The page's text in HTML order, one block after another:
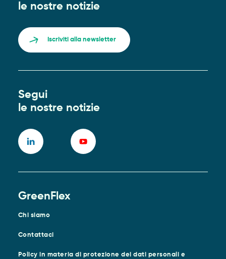
le nostre notizie
Iscriviti alla newsletter
Segui
le nostre notizie
GreenFlex
Chi siamo
Contattaci
Policy in materia di protezione dei dati personali e